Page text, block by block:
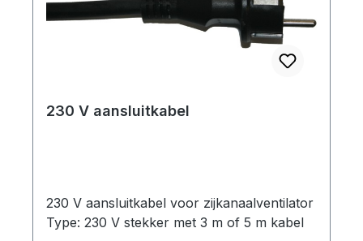
230 V aansluitkabel
230 V aansluitkabel voor zijkanaalventilator